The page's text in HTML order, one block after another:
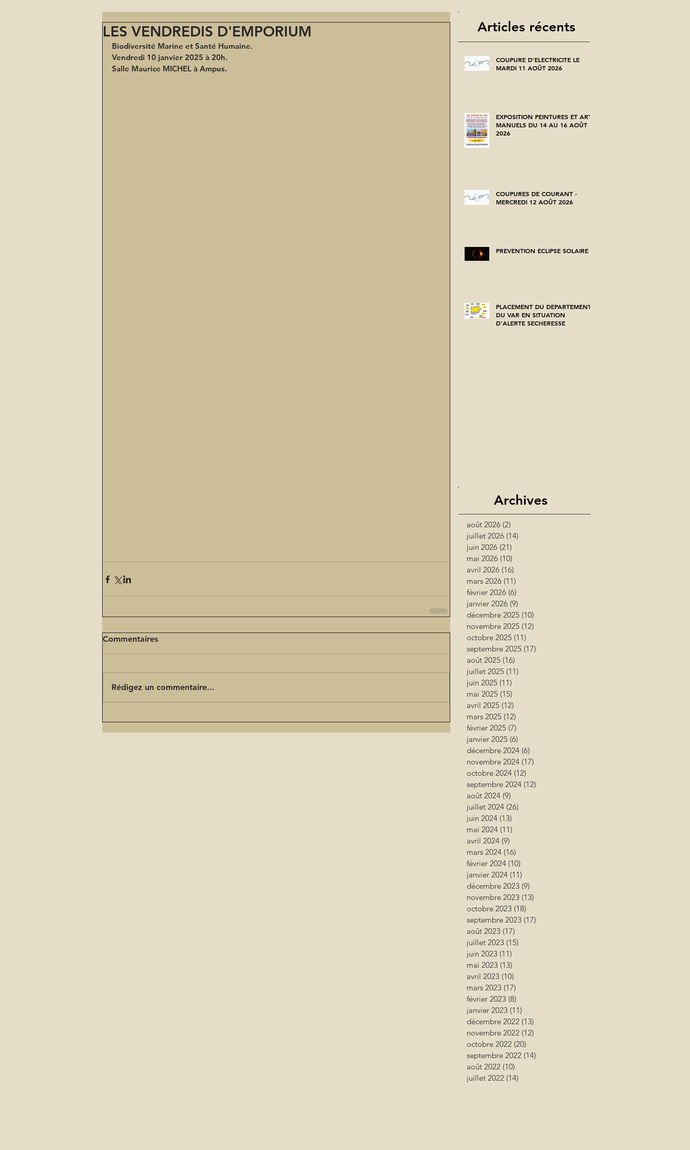
LES VENDREDIS D'EMPORIUM
Biodiversité Marine et Santé Humaine.
Vendredi 10 janvier 2025 à 20h.
Salle Maurice MICHEL à Ampus.
Commentaires
Rédigez un commentaire...
Articles récents
COUPURE D'ELECTRICITE LE
MARDI 11 AOÛT 2026
EXPOSITION PEINTURES ET ARTS
MANUELS DU 14 AU 16 AOÛT
2026
COUPURES DE COURANT -
MERCREDI 12 AOÛT 2026
PREVENTION ECLIPSE SOLAIRE
PLACEMENT DU DEPARTEMENT
DU VAR EN SITUATION
D'ALERTE SECHERESSE
Archives
août 2026 (2)
juillet 2026 (14)
juin 2026 (21)
mai 2026 (10)
avril 2026 (16)
mars 2026 (11)
février 2026 (6)
janvier 2026 (9)
décembre 2025 (10)
novembre 2025 (12)
octobre 2025 (11)
septembre 2025 (17)
août 2025 (16)
juillet 2025 (11)
juin 2025 (11)
mai 2025 (15)
avril 2025 (12)
mars 2025 (12)
février 2025 (7)
janvier 2025 (6)
décembre 2024 (6)
novembre 2024 (17)
octobre 2024 (12)
septembre 2024 (12)
août 2024 (9)
juillet 2024 (26)
juin 2024 (13)
mai 2024 (11)
avril 2024 (9)
mars 2024 (16)
février 2024 (10)
janvier 2024 (11)
décembre 2023 (9)
novembre 2023 (13)
octobre 2023 (18)
septembre 2023 (17)
août 2023 (17)
juillet 2023 (15)
juin 2023 (11)
mai 2023 (13)
avril 2023 (10)
mars 2023 (17)
février 2023 (8)
janvier 2023 (11)
décembre 2022 (13)
novembre 2022 (12)
octobre 2022 (20)
septembre 2022 (14)
août 2022 (10)
juillet 2022 (14)